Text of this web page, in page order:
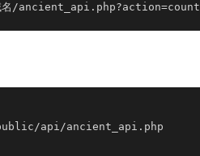
/ancient_api.php?action=count
api/ancient_api.php